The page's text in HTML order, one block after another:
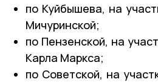
по Куйбышева, на
Мичуринской;
по Пензенской, на
Карла Маркса;
по Советской, на